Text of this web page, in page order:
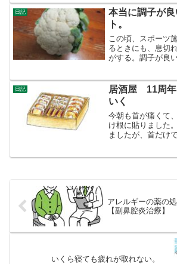
利用されたカード
ョートメッセージ
日記
本当に調子が
ト。
この頃、スポーツ
るときにも、息切
がする。調子が良
測定（自分で考え
レビで、ゆるい有
日記
居酒屋 11周年
いく
今朝も首が痛くて
け根に貼りました
ましたが、首だけ
アレルギーの薬の
【副鼻腔炎治療】
いくら寝ても疲れが取れない。